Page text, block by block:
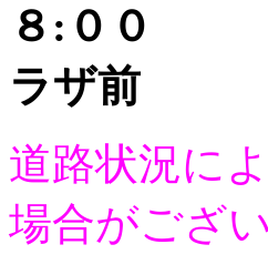
８:００
ラザ前
道路状況に
場合がござ